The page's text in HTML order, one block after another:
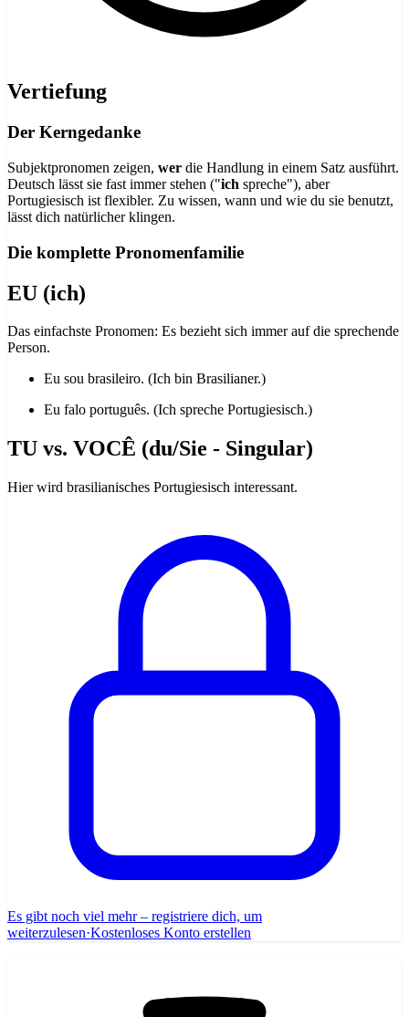
Vertiefung
Der Kerngedanke
Subjektpronomen zeigen, wer die Handlung in einem Satz ausführt.
Deutsch lässt sie fast immer stehen ("ich spreche"), aber
Portugiesisch ist flexibler. Zu wissen, wann und wie du sie benutzt,
lässt dich natürlicher klingen.
Die komplette Pronomenfamilie
EU (ich)
Das einfachste Pronomen: Es bezieht sich immer auf die sprechende
Person.
Eu sou brasileiro. (Ich bin Brasilianer.)
Eu falo português. (Ich spreche Portugiesisch.)
TU vs. VOCÊ (du/Sie - Singular)
Hier wird brasilianisches Portugiesisch interessant.
Es gibt noch viel mehr – registriere dich, um
weiterzulesen·Kostenloses Konto erstellen